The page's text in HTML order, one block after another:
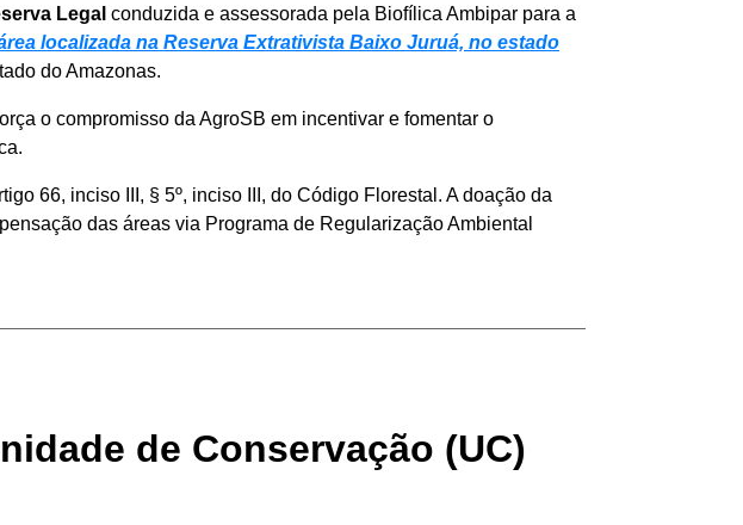
Legal conduzida e assessorada pela Biofílica Ambipar para a
localizada na Reserva Extrativista Baixo Juruá, no estado
do Amazonas.
o compromisso da AgroSB em incentivar e fomentar o
66, inciso III, § 5º, inciso III, do Código Florestal. A doação da
das áreas via Programa de Regularização Ambiental
de Conservação (UC)